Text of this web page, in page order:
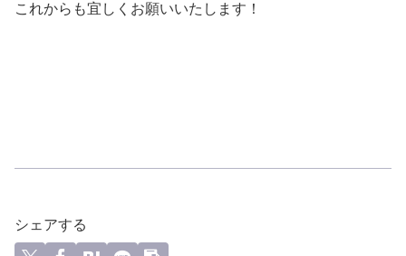
これからも宜しくお願いいたします！
シェアする